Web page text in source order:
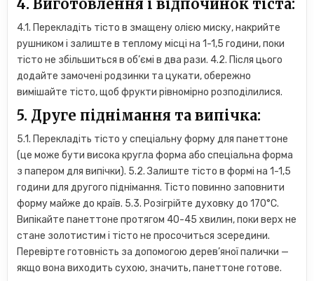
4. Виготовлення і відпочинок тіста:
4.1. Перекладіть тісто в змащену олією миску, накрийте
рушником і залиште в теплому місці на 1-1,5 години, поки
тісто не збільшиться в об’ємі в два рази. 4.2. Після цього
додайте замочені родзинки та цукати, обережно
вимішайте тісто, щоб фрукти рівномірно розподілилися.
5. Друге піднімання та випічка:
5.1. Перекладіть тісто у спеціальну форму для панеттоне
(це може бути висока кругла форма або спеціальна форма
з папером для випічки). 5.2. Залиште тісто в формі на 1-1,5
години для другого піднімання. Тісто повинно заповнити
форму майже до країв. 5.3. Розігрійте духовку до 170°C.
Випікайте панеттоне протягом 40-45 хвилин, поки верх не
стане золотистим і тісто не просочиться зсередини.
Перевірте готовність за допомогою дерев’яної палички —
якщо вона виходить сухою, значить, панеттоне готове.